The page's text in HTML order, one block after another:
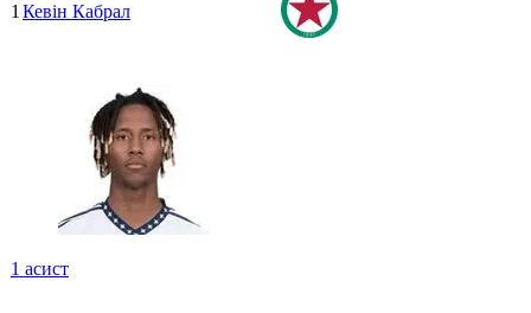
1 Кевін Кабрал
1 асист